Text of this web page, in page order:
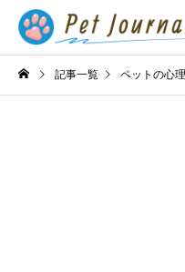
記事一覧 ペットの心理